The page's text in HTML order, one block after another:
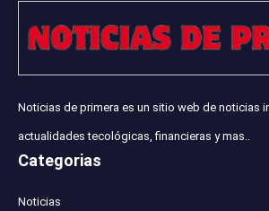
Noticias de primera es un sitio web de noticias
actualidades tecológicas, financieras y mas..
Categorias
Noticias